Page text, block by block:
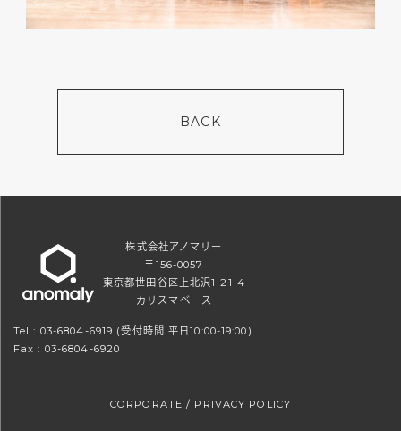
BACK
株式会社アノマリー
〒156-0057
東京都世田谷区上北沢1-21-4
カリスマベース
Tel : 03-6804-6919 (受付時間 平日10:00-19:00)
Fax : 03-6804-6920
CORPORATE / PRIVACY POLICY